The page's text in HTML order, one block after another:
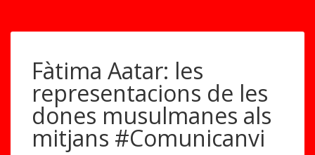
Fàtima Aatar: les
representacions de les
dones musulmanes als
mitjans #Comunicanvi